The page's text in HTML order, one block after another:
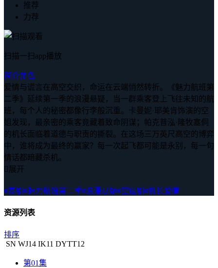
推荐
力荐
扫描一扫app播放
简介角色
爱情与谎言在高空交织，命运在云端悄然转折。《魅力航班第
二季》延续第一季的浪漫悬疑，当一群乘客登上飞往未知的航
班，每个人的秘密都像行李般沉重。卡曼妮·耶美肯饰演的空
姐发现，最亲密的乘客竟藏着致命阴谋；帕克普泓·隆牧塞侗
的机长面临着道德与职责的撕裂。在这场三万英尺高空的博弈
中，谁将成为最终的赢家？每一次起飞都可能是永别，每一句
情话都暗藏杀机。
 展开
#泰剧 #魅力航班第二季#浪漫悬疑#空姐剧 #机长爱情
资源列表
排序
SN WJ14 IK11 DYTT12
第01集